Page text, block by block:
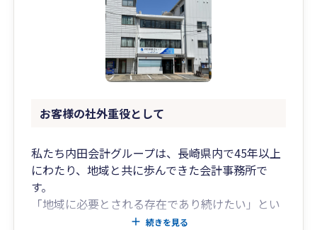
お客様の社外重役として
私たち内田会計グループは、長崎県内で45年以上
にわたり、地域と共に歩んできた会計事務所で
す。
「地域に必要とされる存在であり続けたい」とい
う想いのもと、経営者の皆様に寄り添い、事業の
続きを見る